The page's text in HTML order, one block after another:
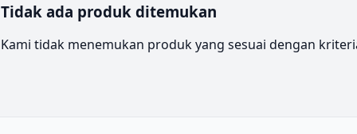
Tidak ada produk ditemukan
Kami tidak menemukan produk yang sesuai dengan